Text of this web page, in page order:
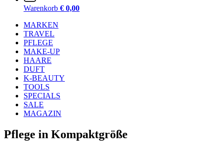
Warenkorb € 0,00
MARKEN
TRAVEL
PFLEGE
MAKE-UP
HAARE
DUFT
K-BEAUTY
TOOLS
SPECIALS
SALE
MAGAZIN
Pflege in Kompaktgröße